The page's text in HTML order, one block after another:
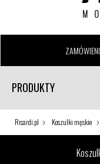
PRODUKTY
Risardi.pl Koszulki męskie